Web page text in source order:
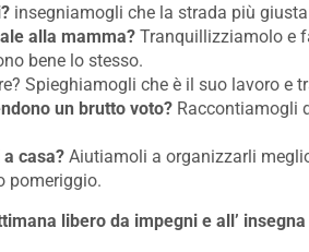
insegniamogli che la strada più
alla mamma? Tranquillizziamolo e
bene lo stesso.
Spieghiamogli che è il suo lavoro e
un brutto voto? Raccontiamogli
casa? Aiutiamoli a organizzarli
pomeriggio.
libero da impegni e all’